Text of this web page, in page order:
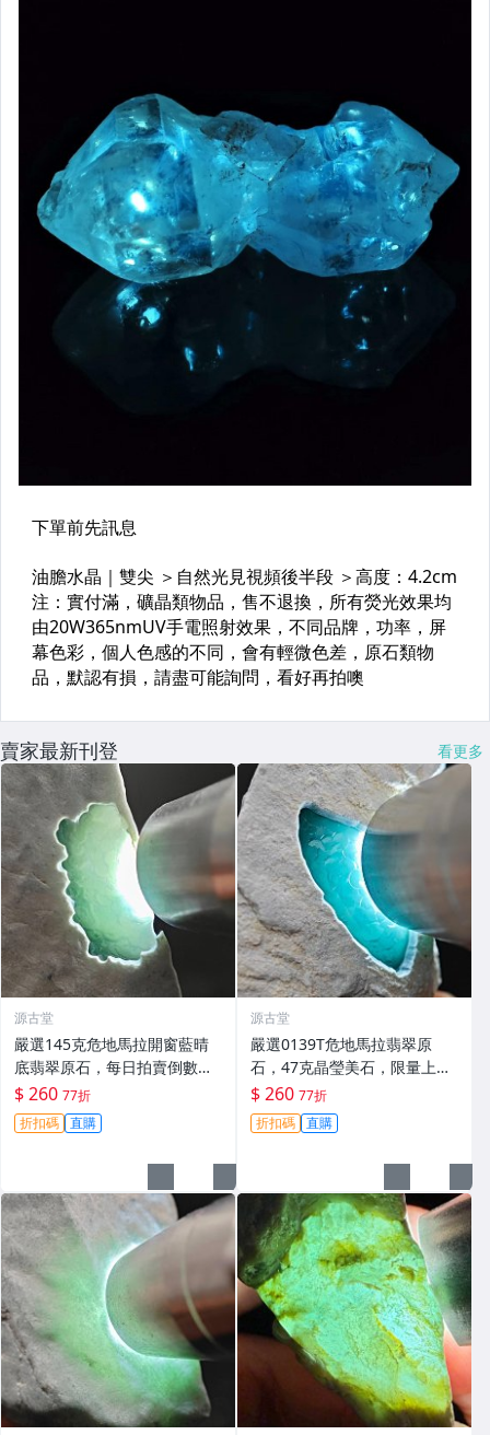
賣家最新刊登 看更多
源古堂
嚴選145克危地馬拉開窗藍晴
底翡翠原石，每日拍賣倒數計
時，即刻競拍。危地馬拉翡翠
擬價 藍色翡翠 晶塊 夜拍截標
十一點
$ 260 77折
折扣碼 直購
源古堂
嚴選0139T危地馬拉翡翠原
石，47克晶瑩美石，限量上
拍，今夜11點截標！真實成交
等你來。危地馬拉 翡翠原石 拍
賣
$ 260 77折
折扣碼 直購